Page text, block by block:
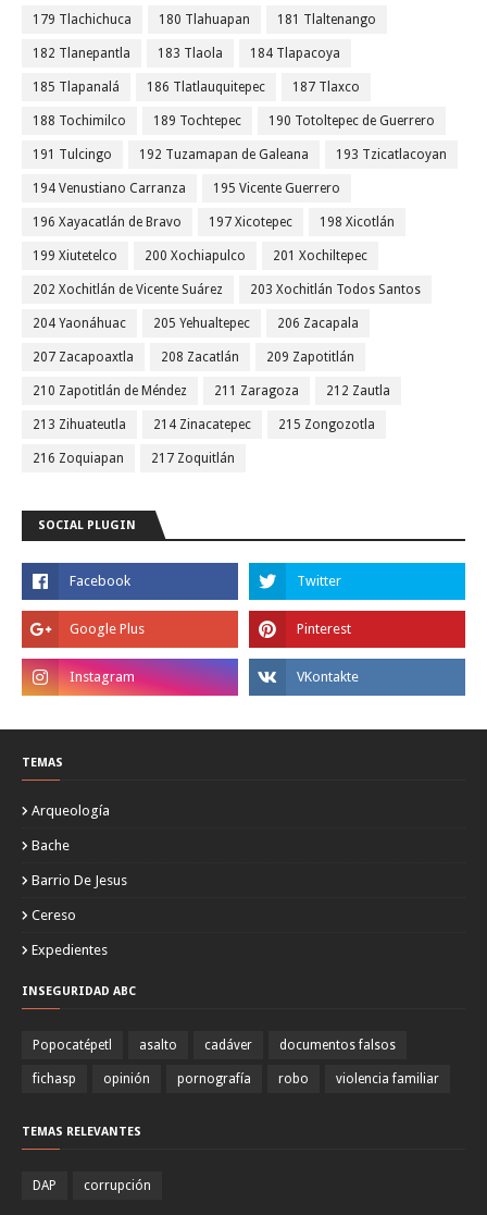
179 Tlachichuca 180 Tlahuapan 181 Tlaltenango
182 Tlanepantla 183 Tlaola 184 Tlapacoya
185 Tlapanalá 186 Tlatlauquitepec 187 Tlaxco
188 Tochimilco 189 Tochtepec 190 Totoltepec de Guerrero
191 Tulcingo 192 Tuzamapan de Galeana 193 Tzicatlacoyan
194 Venustiano Carranza 195 Vicente Guerrero
196 Xayacatlán de Bravo 197 Xicotepec 198 Xicotlán
199 Xiutetelco 200 Xochiapulco 201 Xochiltepec
202 Xochitlán de Vicente Suárez 203 Xochitlán Todos Santos
204 Yaonáhuac 205 Yehualtepec 206 Zacapala
207 Zacapoaxtla 208 Zacatlán 209 Zapotitlán
210 Zapotitlán de Méndez 211 Zaragoza 212 Zautla
213 Zihuateutla 214 Zinacatepec 215 Zongozotla
216 Zoquiapan 217 Zoquitlán
SOCIAL PLUGIN
TEMAS
Arqueología
Bache
Barrio De Jesus
Cereso
Expedientes
INSEGURIDAD ABC
Popocatépetl asalto cadáver documentos falsos
fichasp opinión pornografía robo violencia familiar
TEMAS RELEVANTES
DAP corrupción